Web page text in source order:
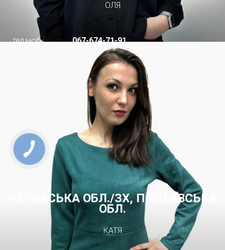
ОЛЯ
тел.моб.: 067-674-71-91
ЧЕРКАСЬКА ОБЛ./ЗХ, ПОЛТАВСЬКА
ОБЛ.
КАТЯ